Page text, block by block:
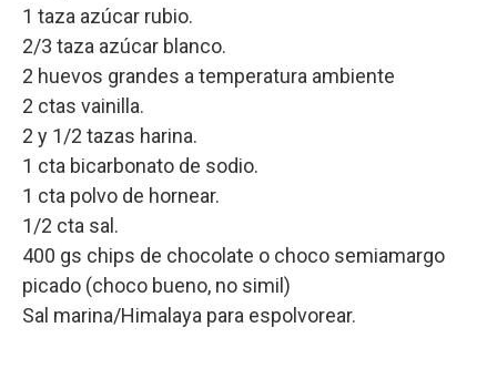
1 taza azúcar rubio.
2/3 taza azúcar blanco.
2 huevos grandes a temperatura ambiente
2 ctas vainilla.
2 y 1/2 tazas harina.
1 cta bicarbonato de sodio.
1 cta polvo de hornear.
1/2 cta sal.
400 gs chips de chocolate o choco semiamargo
picado (choco bueno, no simil)
Sal marina/Himalaya para espolvorear.